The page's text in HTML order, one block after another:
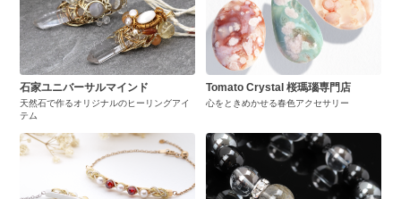
石家ユニバーサルマインド
天然石で作るオリジナルのヒーリングアイ
テム
Tomato Crystal 桜瑪瑙専門店
心をときめかせる春色アクセサリー